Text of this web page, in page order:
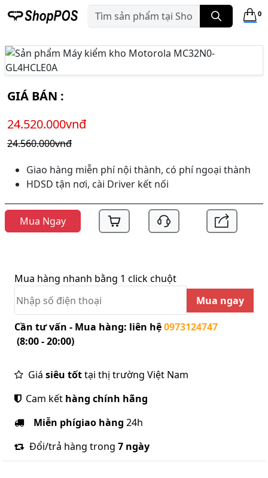
0
GIÁ BÁN :
24.520.000vnđ
24.560.000vnđ
Giao hàng miễn phí nội thành, có phí ngoại thành
HDSD tận nơi, cài Driver kết nối
Mua Ngay
Mua hàng nhanh bằng 1 click chuột
Mua ngay
Cần tư vấn - Mua hàng: liên hệ0973124747
(8:00 - 20:00)
Giá siêu tốttại thị trường Việt Nam
Cam kết hàng chính hãng
Miễn phígiao hàng 24h
Đổi/trả hàng trong 7 ngày